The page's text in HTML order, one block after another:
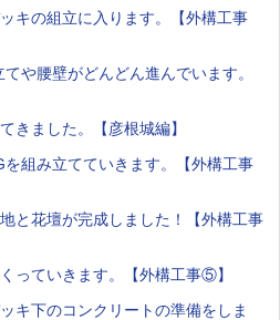
キの組立に入ります。【外構工事
や腰壁がどんどん進んでいます。
きました。【彦根城編】
組み立てていきます。【外構工事
と花壇が完成しました！【外構工事
っていきます。【外構工事⑤】
キ下のコンクリートの準備をしま